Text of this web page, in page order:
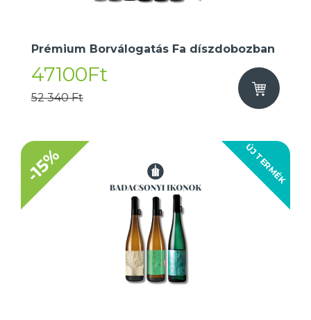
Prémium Borválogatás Fa díszdobozban
47100Ft
52 340 Ft
ÚJ TERMÉK
-15%